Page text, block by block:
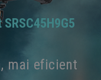
mai eficient